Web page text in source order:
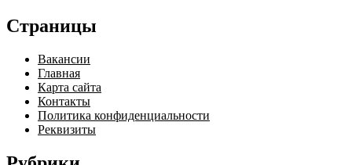
Страницы
Вакансии
Главная
Карта сайта
Контакты
Политика конфиденциальности
Реквизиты